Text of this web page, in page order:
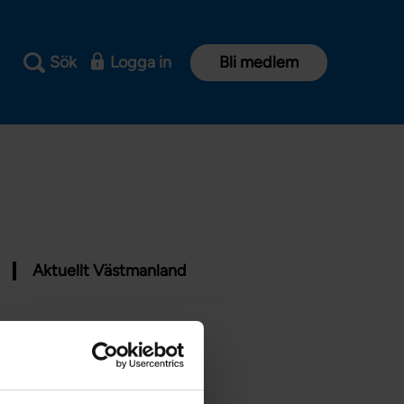
Sök Logga in Bli medlem
Aktuellt Västmanland